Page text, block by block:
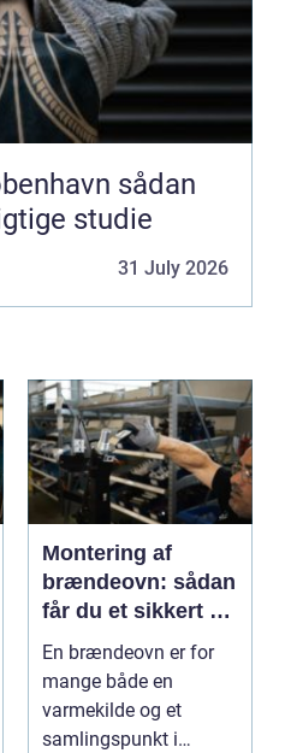
sådan
studie
31 July 2026
Montering af
brændeovn: sådan
får du et sikkert og
smukt resultat
En brændeovn er for
mange både en
varmekilde og et
samlingspunkt i